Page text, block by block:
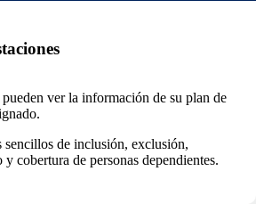
ver la información de su plan de
sencillos de inclusión, exclusión,
cobertura de personas dependientes.